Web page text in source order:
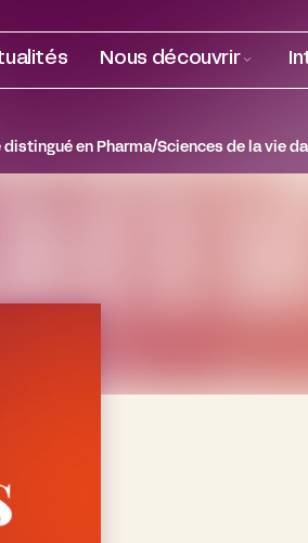
Nous découvrir
distingué en Pharma/Sciences de la vie